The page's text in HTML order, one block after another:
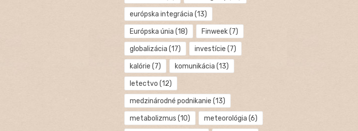
európska integrácia (13)
Európska únia (18) Finweek(7)
globalizácia (17) investície (7)
kalórie (7) komunikácia (13)
letectvo (12)
medzinárodné podnikanie (13)
metabolizmus (10) meteorológia (6)